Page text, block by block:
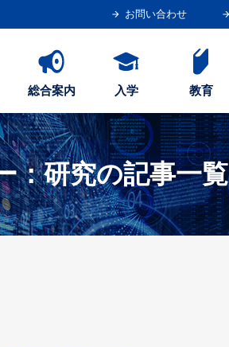
お問い合わせ
総合案内 入学 教育
：研究の記事一覧